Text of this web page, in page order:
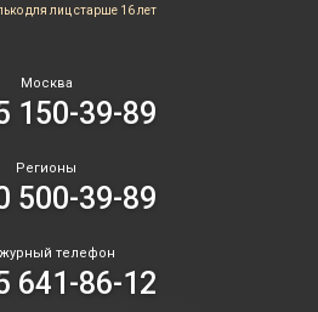
для лиц старше 16 лет
Москва
150-39-89
Регионы
500-39-89
телефон
641-86-12